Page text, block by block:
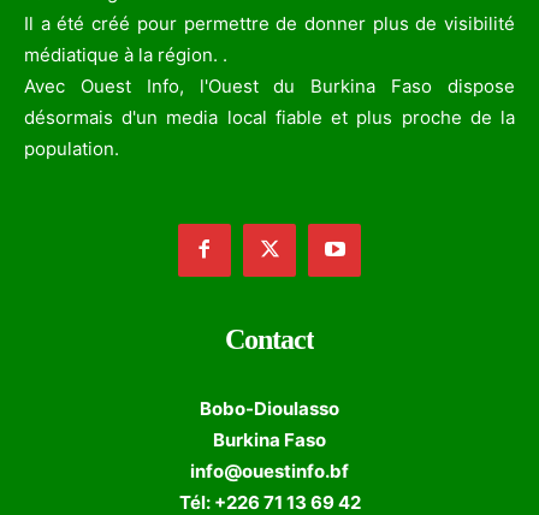
Il a été créé pour permettre de donner plus de visibilité
médiatique à la région. .
Avec Ouest Info, l'Ouest du Burkina Faso dispose
désormais d'un media local fiable et plus proche de la
population.
Contact
Bobo-Dioulasso
Burkina Faso
info@ouestinfo.bf
Tél: +226 71 13 69 42